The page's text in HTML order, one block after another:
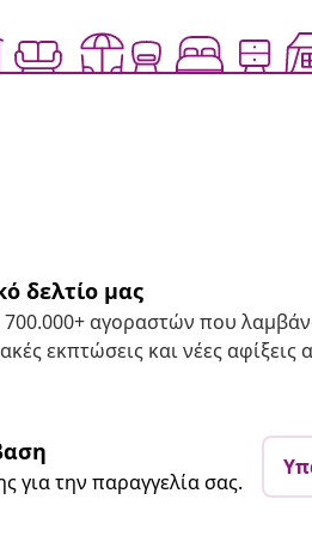
δελτίο μας
700.000+ αγοραστών που
εκπτώσεις και νέες αφίξεις
για την παραγγελία σας.